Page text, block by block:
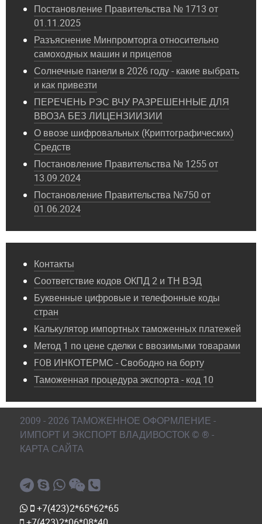
Постановление Правительства № 1713 от
01.11.2025
Разъяснение Минпромторга относительно
самоходных машин и прицепов
Солнечные панели в 2026 году - какие выбрать
и как привезти
ПЕРЕЧЕНЬ РЭС ВЧУ РАЗРЕШЕННЫЕ ДЛЯ
ВВОЗА БЕЗ ЛИЦЕНЗИИЗИИ
О ввозе шифровальных (Криптографических)
Средств
Постановление Правительства № 1255 от
13.09.2024
Постановление Правительства №750 от
01.06.2024
Контакты
Соответствие кодов ОКПД 2 и ТН ВЭД
Буквенные цифровые и телефонные коды
стран
Калькулятор импортных таможенных платежей
Метод 1 по цене сделки с ввозимыми товарами
FOB ИНКОТЕРМС - Свободно на борту
Таможенная процедура экспорта - код 10
2009 - 2026 ТАМОЖЕННОЕ ОФОРМЛЕНИЕ -
ИМПОРТ И ЭКСПОРТ ВЛАДИВОСТОК © ® -
КАРТА САЙТА
+7(423)2*65*62*65